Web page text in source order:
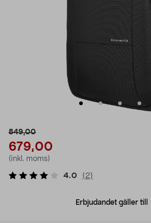
849,00
679,00
(inkl. moms)
4.0 ( 2)
Erbjudandet gäller till